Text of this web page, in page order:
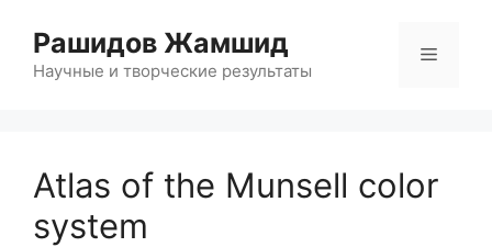
содержимому
Рашидов Жамшид
Научные и творческие результаты
Меню
Atlas of the Munsell color
system